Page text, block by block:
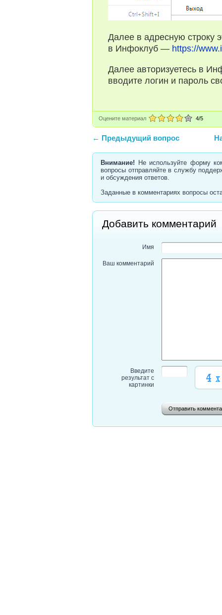
Далее в адресную строку
в Инфоклуб — https://
Далее авторизуетесь в
вводите логин и пароль
Оцените материал 4/5
← Предыдущий вопрос
Внимание! Не используйте форму
вопросы отправляйте в службу
и обсуждения ответов.
Заданные в комментариях вопросы
Добавить комментарий
Имя
Ваш комментарий
Введите
результат с
картинки